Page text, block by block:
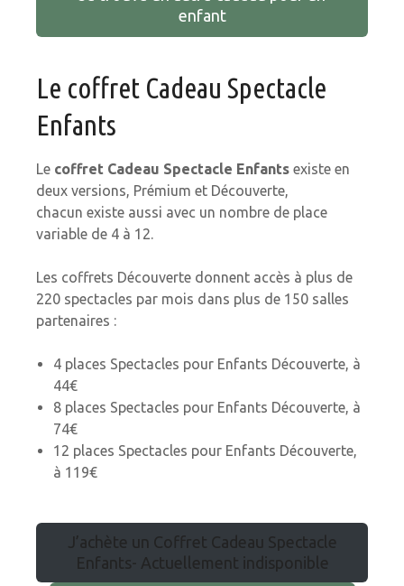
enfant
Le coffret Cadeau Spectacle
Enfants
Le coffret Cadeau Spectacle Enfants existe en
deux versions, Prémium et Découverte,
chacun existe aussi avec un nombre de place
variable de 4 à 12.
Les coffrets Découverte donnent accès à plus de
220 spectacles par mois dans plus de 150 salles
partenaires :
4 places Spectacles pour Enfants Découverte, à
44€
8 places Spectacles pour Enfants Découverte, à
74€
12 places Spectacles pour Enfants Découverte,
à 119€
J’achète un Coffret Cadeau Spectacle
Enfants- Actuellement indisponible